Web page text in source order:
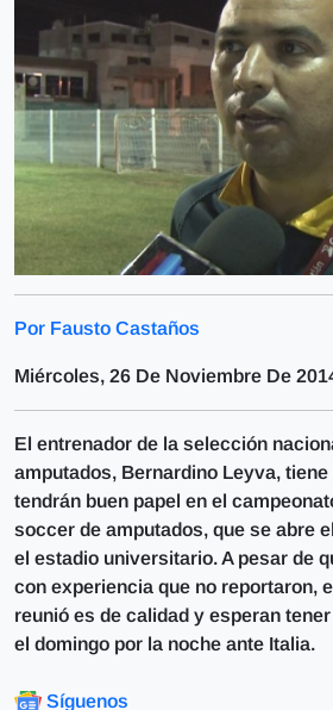
Por Fausto Castaños
Miércoles, 26 De Noviembre De
El entrenador de la selección
amputados, Bernardino Leyva,
tendrán buen papel en el
soccer de amputados, que se abre
el estadio universitario. A pesar de
con experiencia que no reportaron,
reunió es de calidad y esperan
el domingo por la noche ante Italia.
Síguenos